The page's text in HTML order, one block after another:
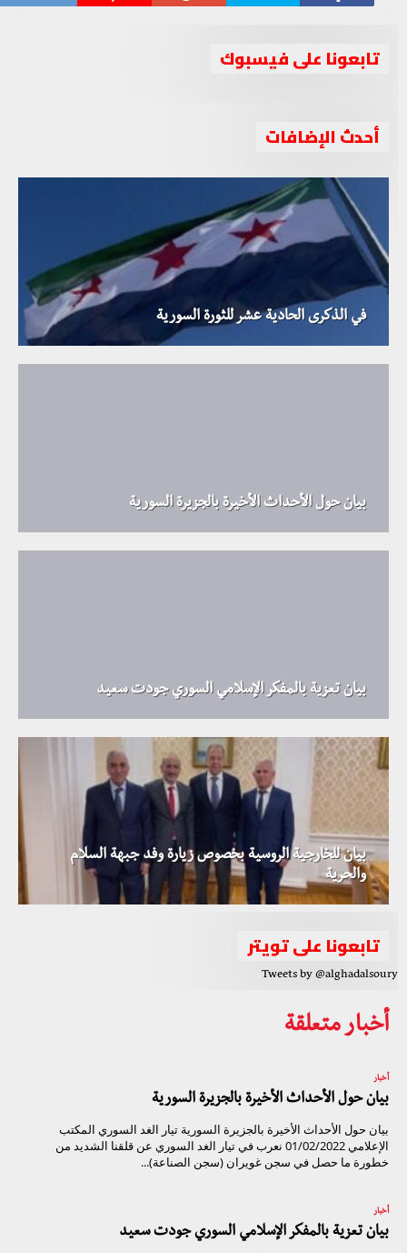
تابعونا على فيسبوك
أحدث الإضافات
في الذكرى الحادية عشر للثورة السورية
بيان حول الأحداث الأخيرة بالجزيرة السورية
بيان تعزية بالمفكر الإسلامي السوري جودت سعيد
بيان للخارجية الروسية بخصوص زيارة وفد جبهة السلام
والحرية
تابعونا على تويتر
Tweets by @alghadalsoury
أخبار متعلقة
أخبار
بيان حول الأحداث الأخيرة بالجزيرة السورية
بيان حول الأحداث الأخيرة بالجزيرة السورية تيار الغد السوري المكتب
الإعلامي 01/02/2022 نعرب في تيار الغد السوري عن قلقنا الشديد من
خطورة ما حصل في سجن غويران (سجن الصناعة)...
أخبار
بيان تعزية بالمفكر الإسلامي السوري جودت سعيد